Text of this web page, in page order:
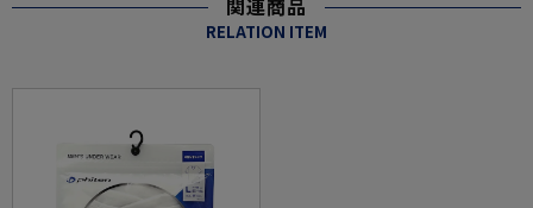
関連商品
RELATION ITEM